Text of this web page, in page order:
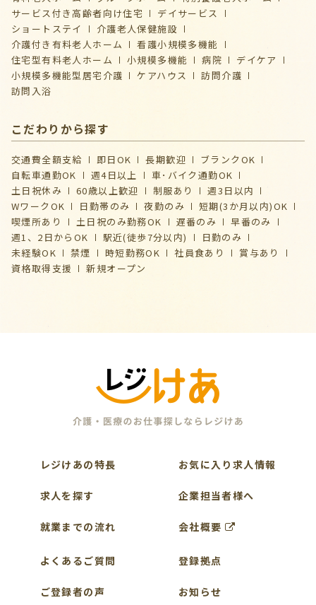
サービス付き高齢者向け住宅
デイサービス
ショートステイ
介護⽼⼈保健施設
介護付き有料老人ホーム
看護小規模多機能
住宅型有料老人ホーム
小規模多機能 病院
デイケア
⼩規模多機能型居宅介護
ケアハウス
訪問介護
訪問入浴
こだわりから探す
交通費全額支給 即日OK 長期歓迎
ブランクOK
自転車通勤OK
週4日以上
車･バイク通勤OK
土日祝休み
60歳以上歓迎 制服あり
週3日以内
WワークOK
日勤帯のみ 夜勤のみ
短期(3か月以内)OK
喫煙所あり
土日祝のみ勤務OK 遅番のみ
早番のみ
週1、2日からOK
駅近(徒歩7分以内)
日勤のみ
未経験OK
禁煙 時短勤務OK 社員食あり
賞与あり
資格取得支援
新規オープン
レジけあの特長
求人を探す
就業までの流れ
よくあるご質問
ご登録者の声
お気に入り求人情報
企業担当者様へ
会社概要
登録拠点
お知らせ